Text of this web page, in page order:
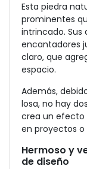
Esta piedra
prominentes
intrincado. Sus
encantadores
claro, que
espacio.
Además,
losa, no hay
crea un efecto
en proyectos o
Hermoso y
de diseño